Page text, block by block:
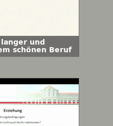
und
schönen Beruf